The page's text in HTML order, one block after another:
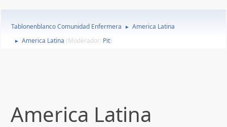
Tablonenblanco Comunidad Enfermera ► America Latina
► America Latina (Moderador: Pit)
America Latina